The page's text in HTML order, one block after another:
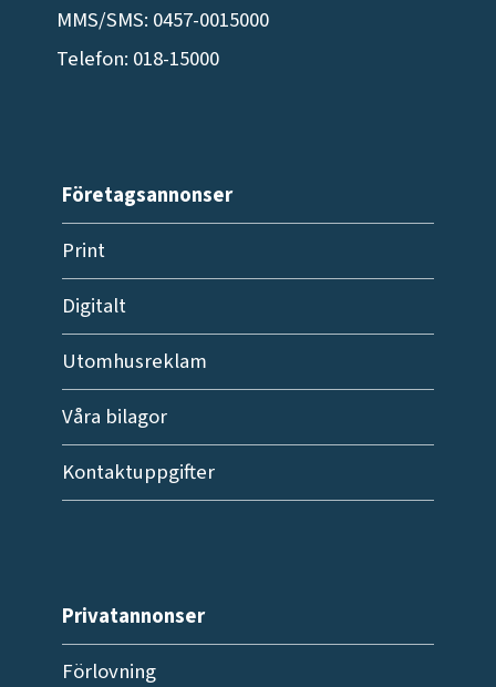
MMS/SMS: 0457-0015000
Telefon: 018-15000
Företagsannonser
Print
Digitalt
Utomhusreklam
Våra bilagor
Kontaktuppgifter
Privatannonser
Förlovning